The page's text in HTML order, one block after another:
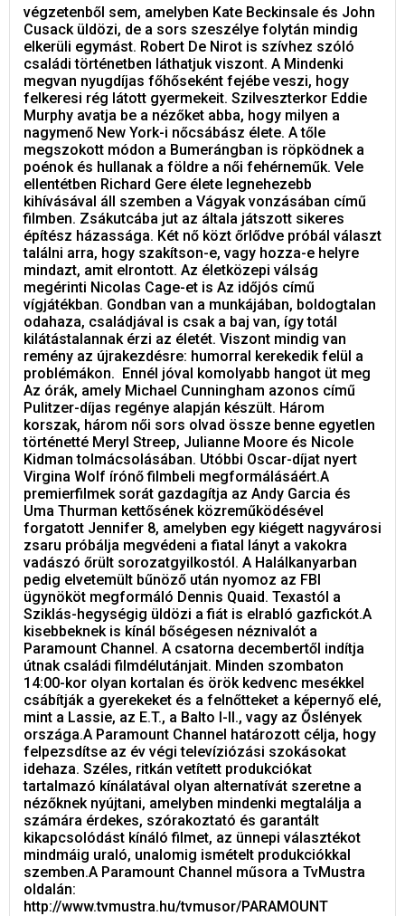
végzetenből sem, amelyben Kate Beckinsale és John
Cusack üldözi, de a sors szeszélye folytán mindig
elkerüli egymást. Robert De Nirot is szívhez szóló
családi történetben láthatjuk viszont. A Mindenki
megvan nyugdíjas főhőseként fejébe veszi, hogy
felkeresi rég látott gyermekeit. Szilveszterkor Eddie
Murphy avatja be a nézőket abba, hogy milyen a
nagymenő New York-i nőcsábász élete. A tőle
megszokott módon a Bumerángban is röpködnek a
poénok és hullanak a földre a női fehérneműk. Vele
ellentétben Richard Gere élete legnehezebb
kihívásával áll szemben a Vágyak vonzásában című
filmben. Zsákutcába jut az általa játszott sikeres
építész házassága. Két nő közt őrlődve próbál választ
találni arra, hogy szakítson-e, vagy hozza-e helyre
mindazt, amit elrontott. Az életközepi válság
megérinti Nicolas Cage-et is Az időjós című
vígjátékban. Gondban van a munkájában, boldogtalan
odahaza, családjával is csak a baj van, így totál
kilátástalannak érzi az életét. Viszont mindig van
remény az újrakezdésre: humorral kerekedik felül a
problémákon. Ennél jóval komolyabb hangot üt meg
Az órák, amely Michael Cunningham azonos című
Pulitzer-díjas regénye alapján készült. Három
korszak, három női sors olvad össze benne egyetlen
történetté Meryl Streep, Julianne Moore és Nicole
Kidman tolmácsolásában. Utóbbi Oscar-díjat nyert
Virgina Wolf írónő filmbeli megformálásáért.A
premierfilmek sorát gazdagítja az Andy Garcia és
Uma Thurman kettősének közreműködésével
forgatott Jennifer 8, amelyben egy kiégett nagyvárosi
zsaru próbálja megvédeni a fiatal lányt a vakokra
vadászó őrült sorozatgyilkostól. A Halálkanyarban
pedig elvetemült bűnöző után nyomoz az FBI
ügynököt megformáló Dennis Quaid. Texastól a
Sziklás-hegységig üldözi a fiát is elrabló gazfickót.A
kisebbeknek is kínál bőségesen néznivalót a
Paramount Channel. A csatorna decembertől indítja
útnak családi filmdélutánjait. Minden szombaton
14:00-kor olyan kortalan és örök kedvenc mesékkel
csábítják a gyerekeket és a felnőtteket a képernyő elé,
mint a Lassie, az E.T., a Balto I-II., vagy az Őslények
országa.A Paramount Channel határozott célja, hogy
felpezsdítse az év végi televíziózási szokásokat
idehaza. Széles, ritkán vetített produkciókat
tartalmazó kínálatával olyan alternatívát szeretne a
nézőknek nyújtani, amelyben mindenki megtalálja a
számára érdekes, szórakoztató és garantált
kikapcsolódást kínáló filmet, az ünnepi választékot
mindmáig uraló, unalomig ismételt produkciókkal
szemben.A Paramount Channel műsora a TvMustra
oldalán:
http://www.tvmustra.hu/tvmusor/PARAMOUNT